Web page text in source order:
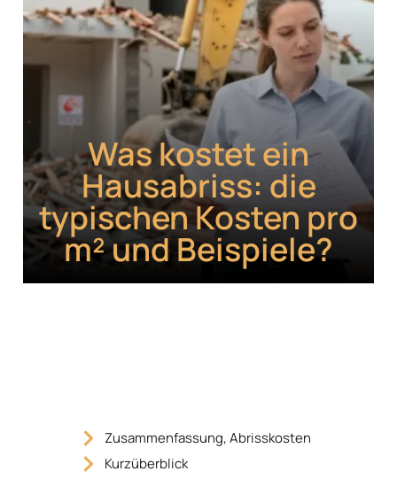
Was kostet ein
Hausabriss: die
typischen Kosten pro
m² und Beispiele?
Zusammenfassung, Abrisskosten
Kurzüberblick